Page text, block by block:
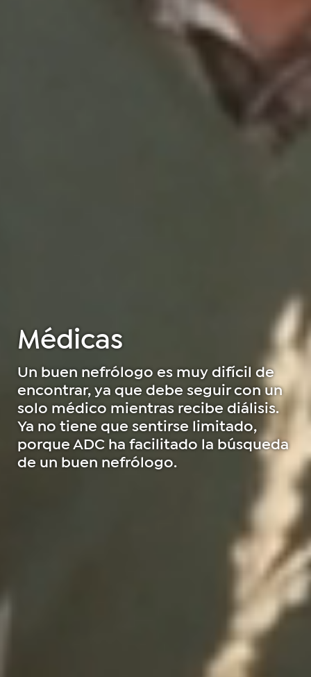
Médicas
Un buen nefrólogo es muy difícil de
encontrar, ya que debe seguir con un
solo médico mientras recibe diálisis.
Ya no tiene que sentirse limitado,
porque ADC ha facilitado la búsqueda
de un buen nefrólogo.